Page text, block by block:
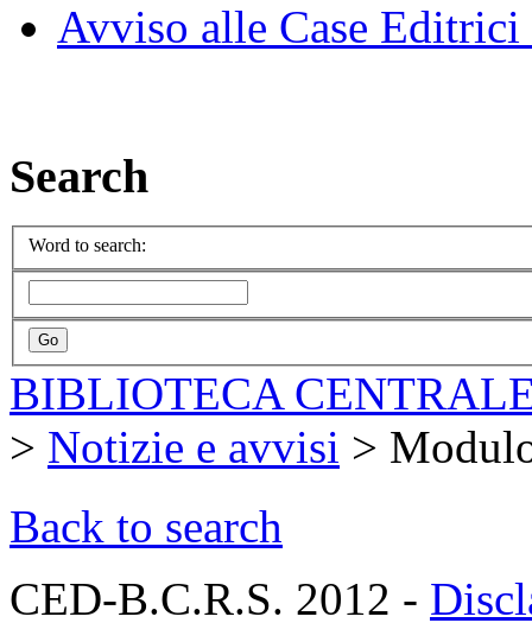
Avviso alle Case
Search
Word to search:
BIBLIOTECA
> Notizie e avvisi >
Back to search
CED-B.C.R.S. 2012 -